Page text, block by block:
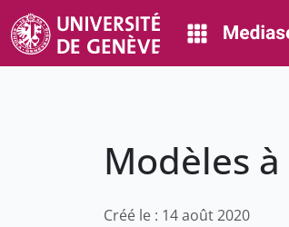
Modèles
Créé le : 14 août 2020